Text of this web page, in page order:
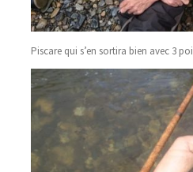
Piscare qui s’en sortira bien avec 3